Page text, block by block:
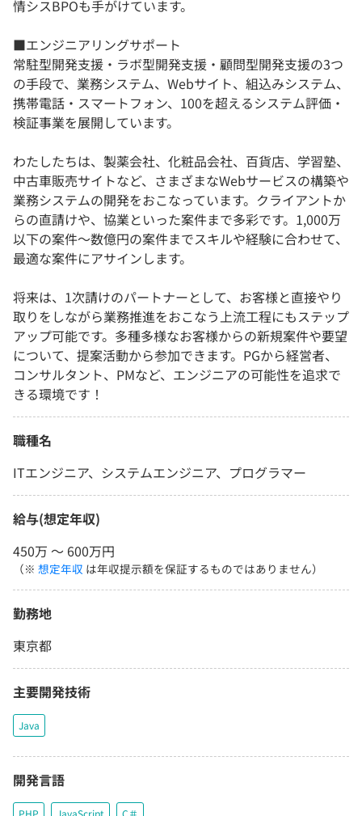
情シスBPOも手がけています。
■エンジニアリングサポート
常駐型開発支援・ラボ型開発支援・顧問型開発支援の3つ
の手段で、業務システム、Webサイト、組込みシステム、
携帯電話・スマートフォン、100を超えるシステム評価・
検証事業を展開しています。
わたしたちは、製薬会社、化粧品会社、百貨店、学習塾、
中古車販売サイトなど、さまざまなWebサービスの構築や
業務システムの開発をおこなっています。クライアントか
らの直請けや、協業といった案件まで多彩です。1,000万
以下の案件～数億円の案件までスキルや経験に合わせて、
最適な案件にアサインします。
将来は、1次請けのパートナーとして、お客様と直接やり
取りをしながら業務推進をおこなう上流工程にもステップ
アップ可能です。多種多様なお客様からの新規案件や要望
について、提案活動から参加できます。PGから経営者、
コンサルタント、PMなど、エンジニアの可能性を追求で
きる環境です！
職種名
ITエンジニア、システムエンジニア、プログラマー
給与(想定年収)
450万 〜 600万円
（※ 想定年収 は年収提示額を保証するものではありません）
勤務地
東京都
主要開発技術
Java
開発言語